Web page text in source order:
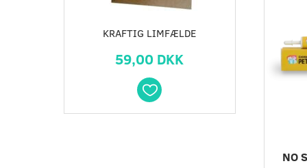
KRAFTIG LIMFÆLDE
59,00 DKK
NO